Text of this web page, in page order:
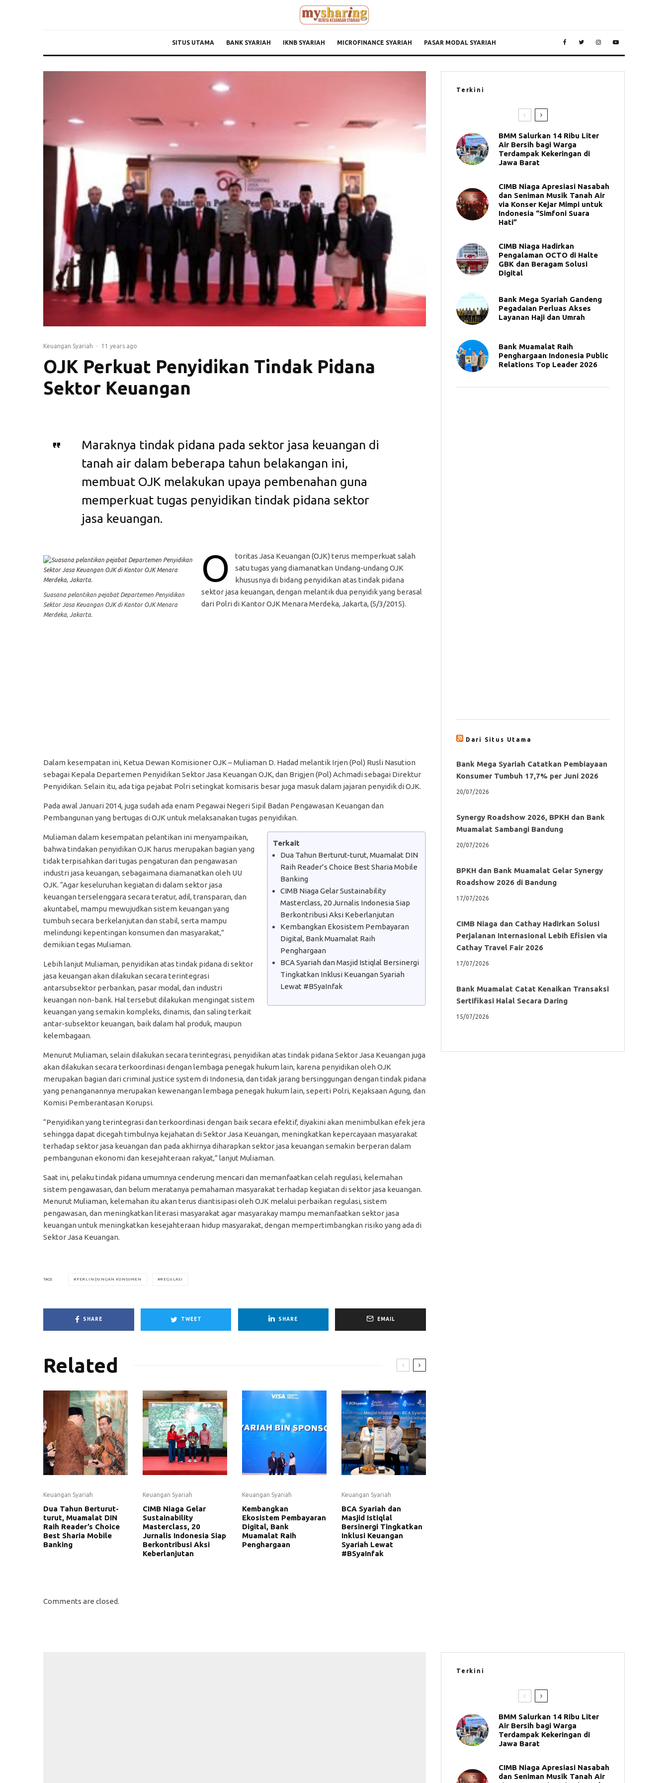
SITUS UTAMA BANK SYARIAH IKNB SYARIAH MICROFINANCE SYARIAH PASAR MODAL SYARIAH
Keuangan Syariah · 11 years ago
OJK Perkuat Penyidikan Tindak Pidana
Sektor Keuangan
Maraknya tindak pidana pada sektor jasa keuangan di
tanah air dalam beberapa tahun belakangan ini,
membuat OJK melakukan upaya pembenahan guna
memperkuat tugas penyidikan tindak pidana sektor
jasa keuangan.
Suasana pelantikan pejabat Departemen Penyidikan
Sektor Jasa Keuangan OJK di Kantor OJK Menara
Merdeka, Jakarta.
O
toritas Jasa Keuangan (OJK) terus memperkuat salah
satu tugas yang diamanatkan Undang-undang OJK
khususnya di bidang penyidikan atas tindak pidana
sektor jasa keuangan, dengan melantik dua penyidik yang berasal
dari Polri di Kantor OJK Menara Merdeka, Jakarta, (5/3/2015).
Dalam kesempatan ini, Ketua Dewan Komisioner OJK – Muliaman D. Hadad melantik Irjen (Pol) Rusli Nasution
sebagai Kepala Departemen Penyidikan Sektor Jasa Keuangan OJK, dan Brigjen (Pol) Achmadi sebagai Direktur
Penyidikan. Selain itu, ada tiga pejabat Polri setingkat komisaris besar juga masuk dalam jajaran penyidik di OJK.
Pada awal Januari 2014, juga sudah ada enam Pegawai Negeri Sipil Badan Pengawasan Keuangan dan
Pembangunan yang bertugas di OJK untuk melaksanakan tugas penyidikan.
Terkait
Dua Tahun Berturut-turut, Muamalat DIN
Raih Reader’s Choice Best Sharia Mobile
Banking
CIMB Niaga Gelar Sustainability
Masterclass, 20 Jurnalis Indonesia Siap
Berkontribusi Aksi Keberlanjutan
Kembangkan Ekosistem Pembayaran
Digital, Bank Muamalat Raih
Penghargaan
BCA Syariah dan Masjid Istiqlal Bersinergi
Tingkatkan Inklusi Keuangan Syariah
Lewat #BSyaInfak
Muliaman dalam kesempatan pelantikan ini menyampaikan,
bahwa tindakan penyidikan OJK harus merupakan bagian yang
tidak terpisahkan dari tugas pengaturan dan pengawasan
industri jasa keuangan, sebagaimana diamanatkan oleh UU
OJK. “Agar keseluruhan kegiatan di dalam sektor jasa
keuangan terselenggara secara teratur, adil, transparan, dan
akuntabel, mampu mewujudkan sistem keuangan yang
tumbuh secara berkelanjutan dan stabil, serta mampu
melindungi kepentingan konsumen dan masyarakat,”
demikian tegas Muliaman.
Lebih lanjut Muliaman, penyidikan atas tindak pidana di sektor
jasa keuangan akan dilakukan secara terintegrasi
antarsubsektor perbankan, pasar modal, dan industri
keuangan non-bank. Hal tersebut dilakukan mengingat sistem
keuangan yang semakin kompleks, dinamis, dan saling terkait
antar-subsektor keuangan, baik dalam hal produk, maupun
kelembagaan.
Menurut Muliaman, selain dilakukan secara terintegrasi, penyidikan atas tindak pidana Sektor Jasa Keuangan juga
akan dilakukan secara terkoordinasi dengan lembaga penegak hukum lain, karena penyidikan oleh OJK
merupakan bagian dari criminal justice system di Indonesia, dan tidak jarang bersinggungan dengan tindak pidana
yang penanganannya merupakan kewenangan lembaga penegak hukum lain, seperti Polri, Kejaksaan Agung, dan
Komisi Pemberantasan Korupsi.
“Penyidikan yang terintegrasi dan terkoordinasi dengan baik secara efektif, diyakini akan menimbulkan efek jera
sehingga dapat dicegah timbulnya kejahatan di Sektor Jasa Keuangan, meningkatkan kepercayaan masyarakat
terhadap sektor jasa keuangan dan pada akhirnya diharapkan sektor jasa keuangan semakin berperan dalam
pembangunan ekonomi dan kesejahteraan rakyat,” lanjut Muliaman.
Saat ini, pelaku tindak pidana umumnya cenderung mencari dan memanfaatkan celah regulasi, kelemahan
sistem pengawasan, dan belum meratanya pemahaman masyarakat terhadap kegiatan di sektor jasa keuangan.
Menurut Muliaman, kelemahan itu akan terus diantisipasi oleh OJK melalui perbaikan regulasi, sistem
pengawasan, dan meningkatkan literasi masyarakat agar masyarakay mampu memanfaatkan sektor jasa
keuangan untuk meningkatkan kesejahteraan hidup masyarakat, dengan mempertimbangkan risiko yang ada di
Sektor Jasa Keuangan.
TAGS PERLINDUNGAN KONSUMEN REGULASI
SHARE TWEET SHARE EMAIL
Related
Keuangan Syariah
Dua Tahun Berturut-
turut, Muamalat DIN
Raih Reader’s Choice
Best Sharia Mobile
Banking
Keuangan Syariah
CIMB Niaga Gelar
Sustainability
Masterclass, 20
Jurnalis Indonesia Siap
Berkontribusi Aksi
Keberlanjutan
Keuangan Syariah
Kembangkan
Ekosistem Pembayaran
Digital, Bank
Muamalat Raih
Penghargaan
Keuangan Syariah
BCA Syariah dan
Masjid Istiqlal
Bersinergi Tingkatkan
Inklusi Keuangan
Syariah Lewat
#BSyaInfak
Comments are closed.
Terkini
BMM Salurkan 14 Ribu Liter
Air Bersih bagi Warga
Terdampak Kekeringan di
Jawa Barat
CIMB Niaga Apresiasi Nasabah
dan Seniman Musik Tanah Air
via Konser Kejar Mimpi untuk
Indonesia “Simfoni Suara
Hati”
CIMB Niaga Hadirkan
Pengalaman OCTO di Halte
GBK dan Beragam Solusi
Digital
Bank Mega Syariah Gandeng
Pegadaian Perluas Akses
Layanan Haji dan Umrah
Bank Muamalat Raih
Penghargaan Indonesia Public
Relations Top Leader 2026
Dari Situs Utama
Bank Mega Syariah Catatkan Pembiayaan
Konsumer Tumbuh 17,7% per Juni 2026
20/07/2026
Synergy Roadshow 2026, BPKH dan Bank
Muamalat Sambangi Bandung
20/07/2026
BPKH dan Bank Muamalat Gelar Synergy
Roadshow 2026 di Bandung
17/07/2026
CIMB Niaga dan Cathay Hadirkan Solusi
Perjalanan Internasional Lebih Efisien via
Cathay Travel Fair 2026
17/07/2026
Bank Muamalat Catat Kenaikan Transaksi
Sertifikasi Halal Secara Daring
15/07/2026
Terkini
BMM Salurkan 14 Ribu Liter
Air Bersih bagi Warga
Terdampak Kekeringan di
Jawa Barat
CIMB Niaga Apresiasi Nasabah
dan Seniman Musik Tanah Air